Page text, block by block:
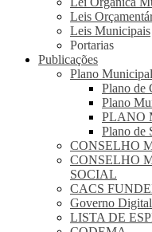
Leis
Leis Municipais
Portarias
Publicações
Plano Municipal
Plano de
Plano
PLANO
Plano de
CONSELHO
CONSELHO
SOCIAL
CACS
Governo
LISTA DE